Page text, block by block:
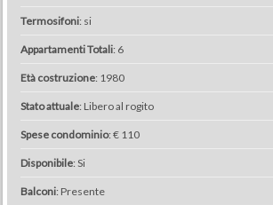
Termosifoni: si
Appartamenti Totali: 6
Età costruzione: 1980
Stato attuale: Libero al rogito
Spese condominio: € 110
Disponibile: Si
Balconi: Presente